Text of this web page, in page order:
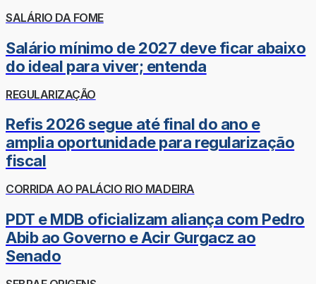
SALÁRIO DA FOME
Salário mínimo de 2027 deve ficar abaixo
do ideal para viver; entenda
REGULARIZAÇÃO
Refis 2026 segue até final do ano e
amplia oportunidade para regularização
fiscal
CORRIDA AO PALÁCIO RIO MADEIRA
PDT e MDB oficializam aliança com Pedro
Abib ao Governo e Acir Gurgacz ao
Senado